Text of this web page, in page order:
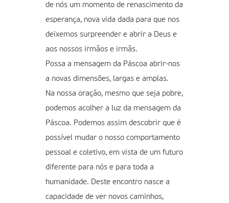
de nós um momento de renascimento da
esperança, nova vida dada para que nos
deixemos surpreender e abrir a Deus e
aos nossos irmãos e irmãs.
Possa a mensagem da Páscoa abrir-nos
a novas dimensões, largas e amplas.
Na nossa oração, mesmo que seja pobre,
podemos acolher a luz da mensagem da
Páscoa. Podemos assim descobrir que é
possível mudar o nosso comportamento
pessoal e coletivo, em vista de um futuro
diferente para nós e para toda a
humanidade. Deste encontro nasce a
capacidade de ver novos caminhos,